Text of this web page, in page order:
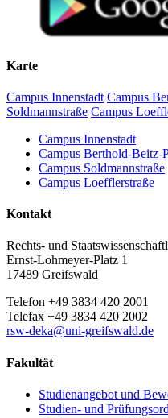
Karte
Campus Innenstadt Campus
Soldmannstraße Campus
Campus Innenstadt
Campus Berthold-Beitz-
Campus Soldmannstraße
Campus Loefflerstraße
Kontakt
Rechts- und
Ernst-Lohmeyer-Platz 1
17489 Greifswald
Telefon +49 3834 420 2001
Telefax +49 3834 420 2002
rsw-deka@uni-greifswald.de
Fakultät
Studienangebot und
Studien- und